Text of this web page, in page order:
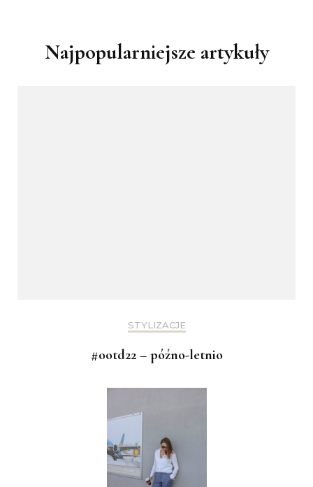
Najpopularniejsze artykuły
STYLIZACJE
#ootd22 – późno-letnio